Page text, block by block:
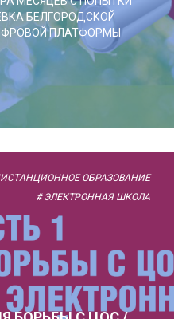
БЕЛГОРОДСКОЙ
ПЛАТФОРМЫ
ОБРАЗОВАНИЕ
# ЭЛЕКТРОННАЯ ШКОЛА